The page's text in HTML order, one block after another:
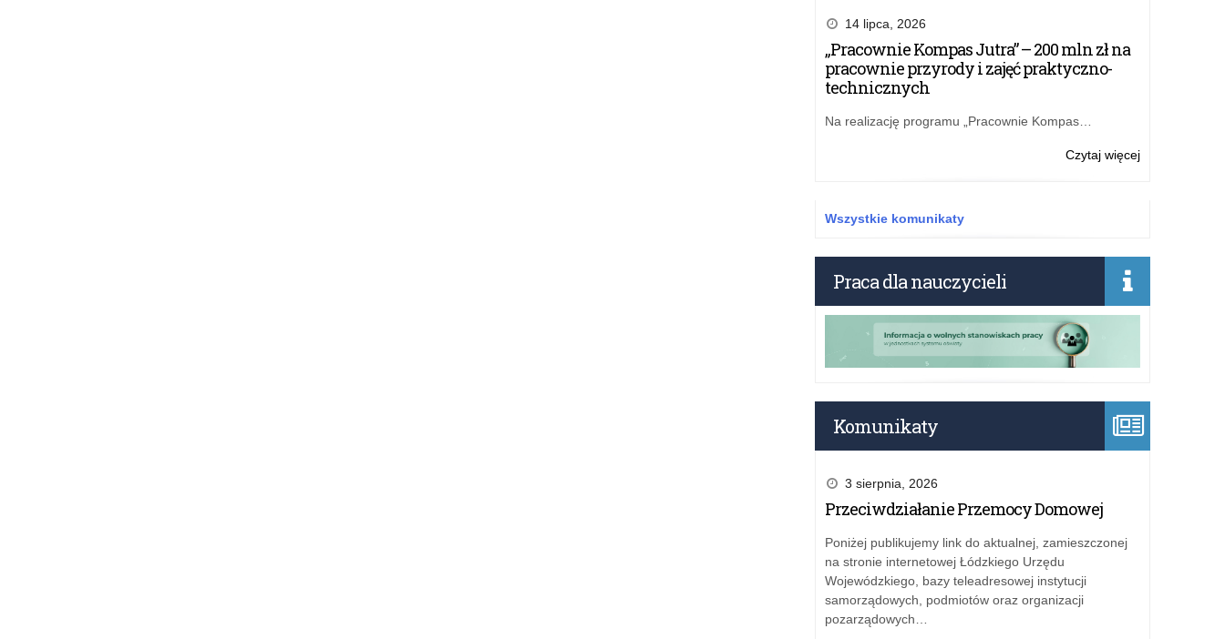
14 lipca, 2026
„Pracownie Kompas Jutra” – 200 mln zł na
pracownie przyrody i zajęć praktyczno-
technicznych
Na realizację programu „Pracownie Kompas…
Czytaj więcejo:
Wszystkie komunikaty
Praca dla nauczycieli
Komunikaty
3 sierpnia, 2026
Przeciwdziałanie Przemocy Domowej
Poniżej publikujemy link do aktualnej, zamieszczonej
na stronie internetowej Łódzkiego Urzędu
Wojewódzkiego, bazy teleadresowej instytucji
samorządowych, podmiotów oraz organizacji
pozarządowych…